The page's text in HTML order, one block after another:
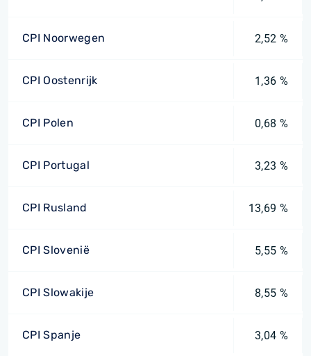
CPI Noorwegen 2,52 %
CPI Oostenrijk 1,36 %
CPI Polen 0,68 %
CPI Portugal 3,23 %
CPI Rusland 13,69 %
CPI Slovenië 5,55 %
CPI Slowakije 8,55 %
CPI Spanje 3,04 %